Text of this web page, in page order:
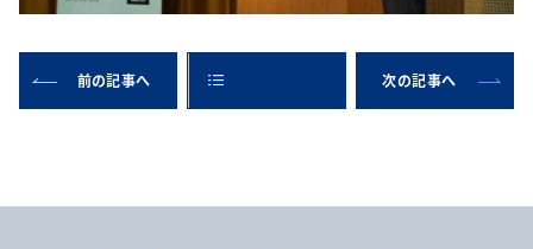
前の記事へ 次の記事へ